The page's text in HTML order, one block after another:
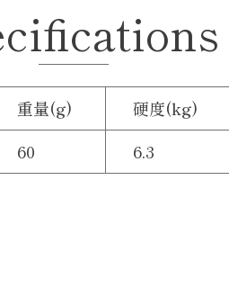
重量(g) 硬度(kg)
60 6.3